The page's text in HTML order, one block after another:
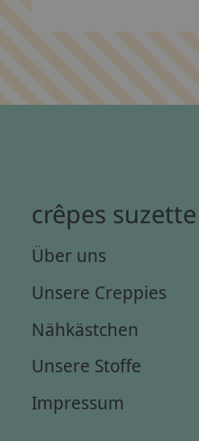
crêpes suzette
Über uns
Unsere Creppies
Nähkästchen
Unsere Stoffe
Impressum